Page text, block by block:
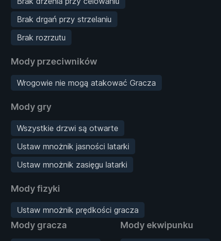
Brak drgań przy strzelaniu
Brak rozrzutu
Mody przeciwników
Wrogowie nie mogą atakować Gracza
Mody gry
Wszystkie drzwi są otwarte
Ustaw mnożnik jasności latarki
Ustaw mnożnik zasięgu latarki
Mody fizyki
Ustaw mnożnik prędkości gracza
Mody gracza Mody ekwipunku